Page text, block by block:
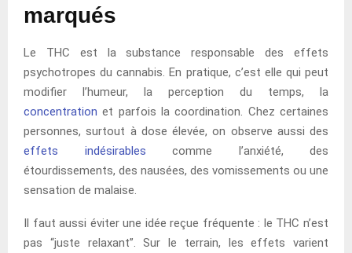
marqués
Le THC est la substance responsable des effets
psychotropes du cannabis. En pratique, c’est elle qui peut
modifier l’humeur, la perception du temps, la
concentration et parfois la coordination. Chez certaines
personnes, surtout à dose élevée, on observe aussi des
effets indésirables comme l’anxiété, des
étourdissements, des nausées, des vomissements ou une
sensation de malaise.
Il faut aussi éviter une idée reçue fréquente : le THC n’est
pas “juste relaxant”. Sur le terrain, les effets varient